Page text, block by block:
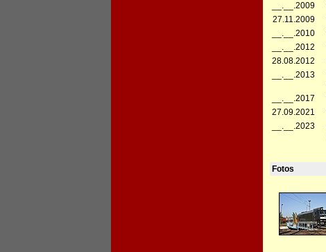
__.__.2009
27.11.2009
__.__.2010
__.__.2012
28.08.2012
__.__.2013
__.__.2017
27.09.2021
__.__.2023
Fotos